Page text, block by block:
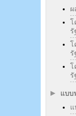
ผ
รั
รั
รั
แบบ
แ